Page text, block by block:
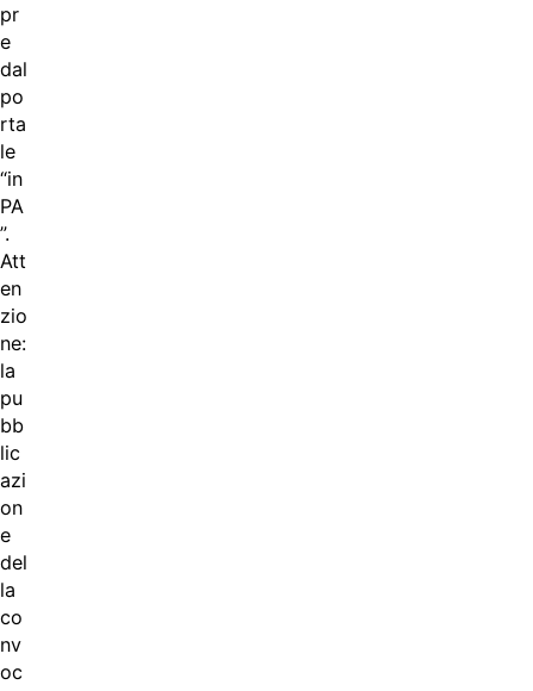
pr
e
dal
po
rta
le
“in
PA
”.
Att
en
zio
ne:
la
pu
bb
lic
azi
on
e
del
la
co
nv
oc